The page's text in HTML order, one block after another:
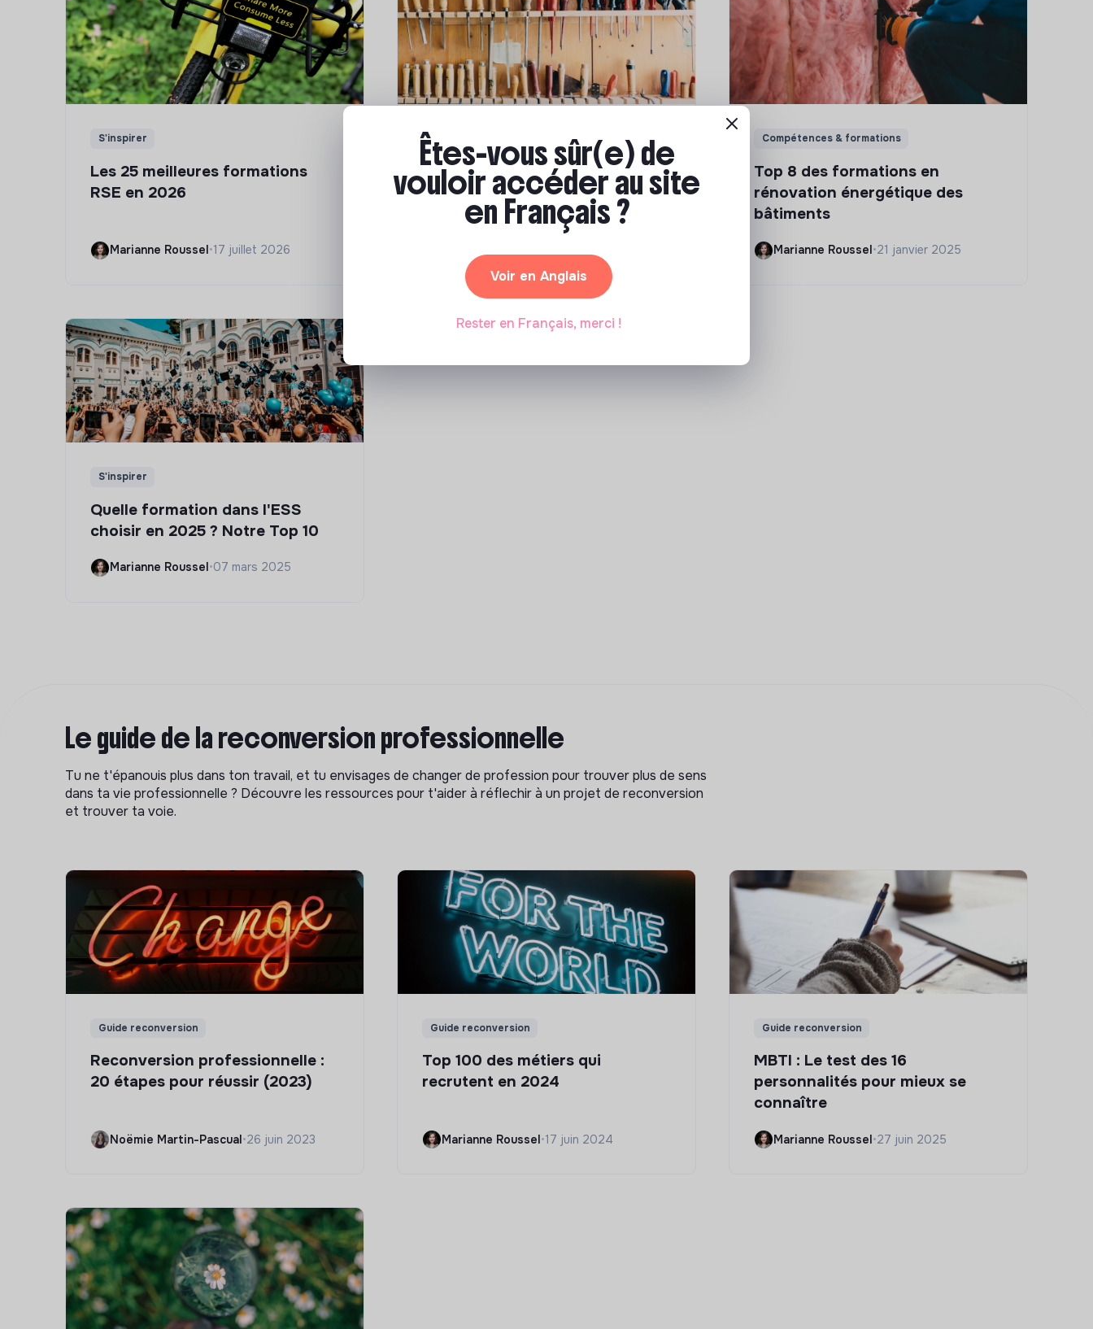
S'inspirer
Les 25 meilleures formations
RSE en 2026
Marianne Roussel•17 juillet 2026
Compétences & formations
Comment se former à la
transition écologique ?
Compétences & formations
Top 8 des formations en
rénovation énergétique des
bâtiments
Marianne Roussel•21 janvier 2025
S'inspirer
Quelle formation dans l'ESS
choisir en 2025 ? Notre Top 10
Marianne Roussel•07 mars 2025
Le guide de la reconversion professionnelle
Tu ne t'épanouis plus dans ton travail, et tu envisages de changer de profession pour trouver plus de sens
dans ta vie professionnelle ? Découvre les ressources pour t'aider à réflechir à un projet de reconversion
et trouver ta voie.
Guide reconversion
Reconversion professionnelle :
20 étapes pour réussir (2023)
Noëmie Martin-Pascual•26 juin 2023
Guide reconversion
Top 100 des métiers qui
recrutent en 2024
Marianne Roussel•17 juin 2024
Guide reconversion
MBTI : Le test des 16
personnalités pour mieux se
connaître
Marianne Roussel•27 juin 2025
Êtes-vous sûr(e) de
vouloir accéder au site
en Français ?
Voir en Anglais
Rester en Français, merci !